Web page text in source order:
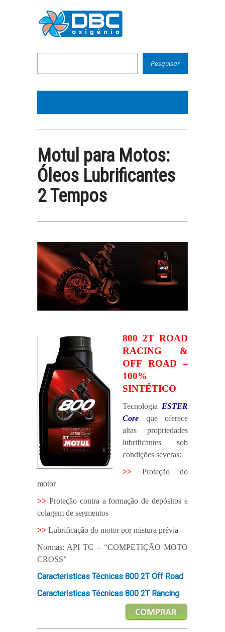
Motul para Motos:
Óleos Lubrificantes
2 Tempos
800 2T ROAD
RACING &
OFF ROAD –
100%
SINTÉTICO
Tecnologia ESTER
Core
que oferece
altas propriedades
lubrificantes sob
condições severas:
>> Proteção do
motor
>> Proteção contra a formação de depósitos e
colagem de segmentos
>> Lubrificação do motor por mistura prévia
Normas: API TC – “COMPETIÇÃO MOTO
CROSS”
Caracteristicas Técnicas 800 2T Off Road
Caracteristicas Técnicas 800 2T Rancing